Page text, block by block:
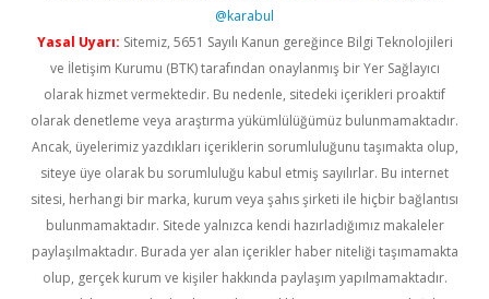
@karabul
Yasal Uyarı: Sitemiz, 5651 Sayılı Kanun gereğince Bilgi Teknolojileri
ve İletişim Kurumu (BTK) tarafından onaylanmış bir Yer Sağlayıcı
olarak hizmet vermektedir. Bu nedenle, sitedeki içerikleri proaktif
olarak denetleme veya araştırma yükümlülüğümüz bulunmamaktadır.
Ancak, üyelerimiz yazdıkları içeriklerin sorumluluğunu taşımakta olup,
siteye üye olarak bu sorumluluğu kabul etmiş sayılırlar. Bu internet
sitesi, herhangi bir marka, kurum veya şahıs şirketi ile hiçbir bağlantısı
bulunmamaktadır. Sitede yalnızca kendi hazırladığımız makaleler
paylaşılmaktadır. Burada yer alan içerikler haber niteliği taşımamakta
olup, gerçek kurum ve kişiler hakkında paylaşım yapılmamaktadır.